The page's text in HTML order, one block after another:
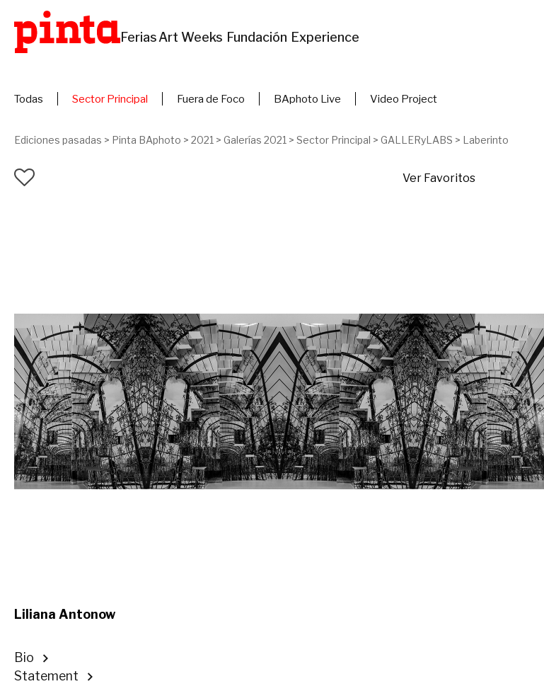
FeriasArt Weeks Fundación Experience
Todas Sector Principal Fuera de Foco BAphoto Live Video Project
Ediciones pasadas > Pinta BAphoto > 2021 > Galerías 2021 > Sector Principal > GALLERyLABS > Laberinto
Ver Favoritos
Liliana Antonow
Bio
Statement